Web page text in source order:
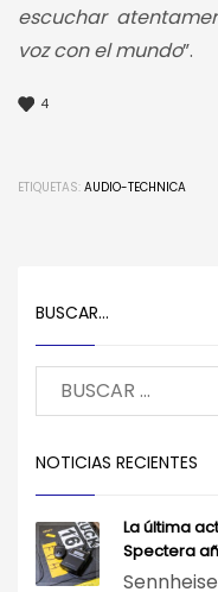
escuchar
voz con el mundo”.
4
ETIQUETAS: AUDIO-TECHNICA
BUSCAR…
NOTICIAS RECIENTES
La última
Spectera